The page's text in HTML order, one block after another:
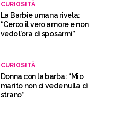
CURIOSITÀ
La Barbie umana rivela:
“Cerco il vero amore e non
vedo l’ora di sposarmi”
CURIOSITÀ
Donna con la barba: “Mio
marito non ci vede nulla di
strano”